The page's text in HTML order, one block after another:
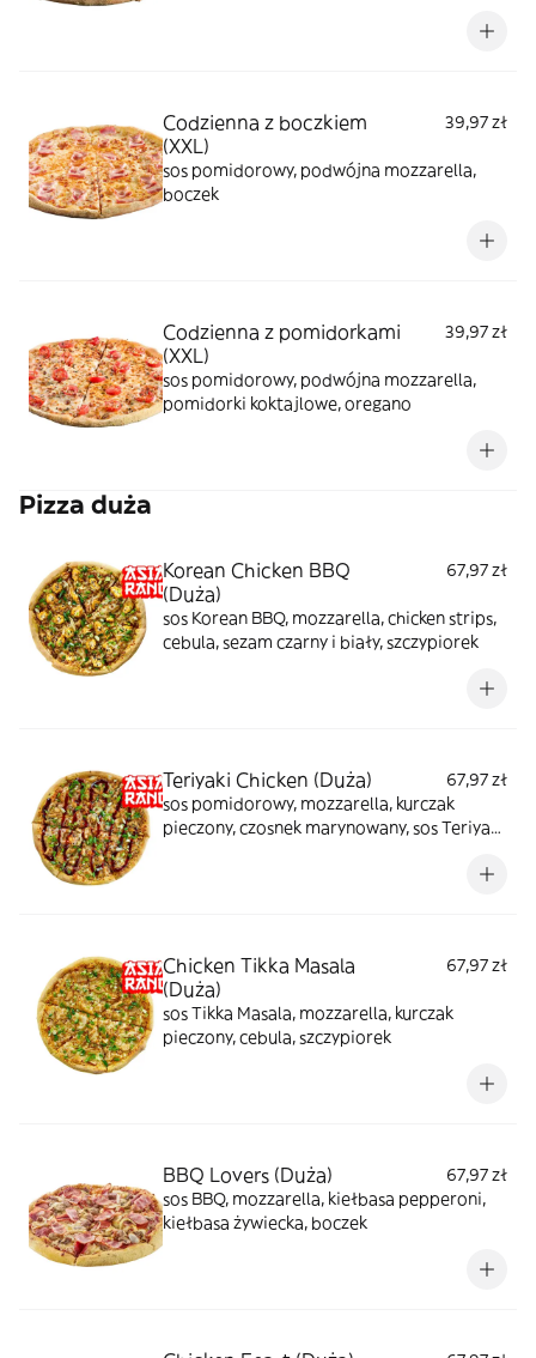
Codzienna z boczkiem
(XXL)
39,97 zł
sos pomidorowy, podwójna mozzarella,
boczek
Codzienna z pomidorkami
(XXL)
39,97 zł
sos pomidorowy, podwójna mozzarella,
pomidorki koktajlowe, oregano
Pizza duża
Korean Chicken BBQ
(Duża)
67,97 zł
sos Korean BBQ, mozzarella, chicken strips,
cebula, sezam czarny i biały, szczypiorek
Teriyaki Chicken (Duża)
67,97 zł
sos pomidorowy, mozzarella, kurczak
pieczony, czosnek marynowany, sos Teriyaki,
Chicken Tikka Masala
(Duża)
67,97 zł
sos Tikka Masala, mozzarella, kurczak
pieczony, cebula, szczypiorek
BBQ Lovers (Duża)
67,97 zł
sos BBQ, mozzarella, kiełbasa pepperoni,
kiełbasa żywiecka, boczek